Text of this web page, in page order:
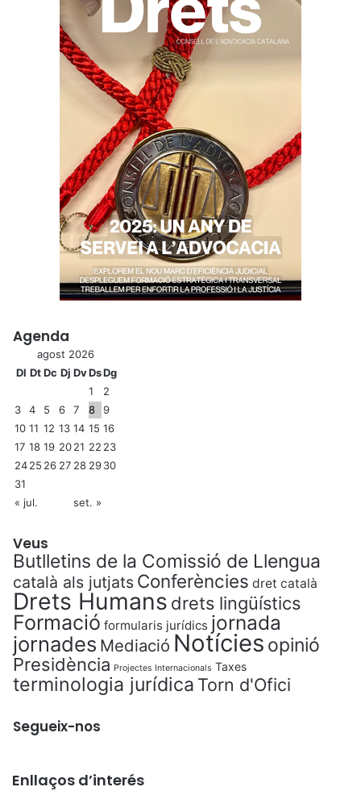
Agenda
agost 2026
Dl DtDc Dj DvDsDg
1
2
3
4 5 6 7 8
9
10 11 12 13 14 15 16
17 18 19 2021 22 23
2425 26 27 28 2930
31
« jul.
set. »
Veus
Butlletins de la Comissió de Llengua
català als jutjats Conferències dret català
Drets Humans drets lingüístics
Formació formularis jurídics jornada
jornades Mediació Notícies opinió
Presidència Projectes Internacionals Taxes
terminologia jurídica Torn d'Ofici
Segueix-nos
Enllaços d’interés